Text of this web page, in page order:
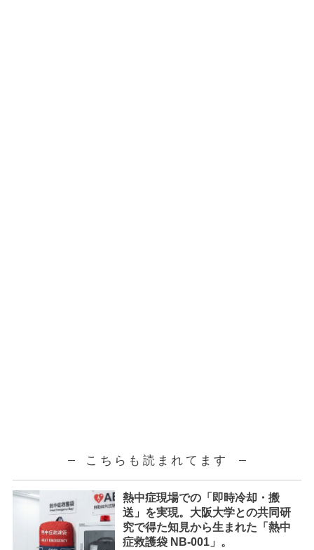
こちらも読まれてます
熱中症現場での「即時冷却・搬
送」を実現。大阪大学との共同研
究で得た知見から生まれた「熱中
症救護袋 NB-001」。